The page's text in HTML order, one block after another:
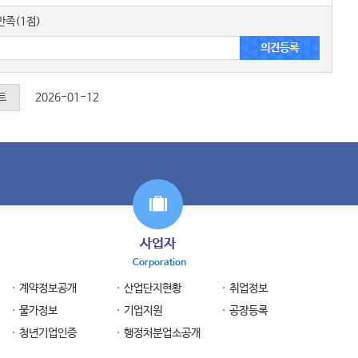
족(1점)
2026-01-12
사업자
Corporation
계약정보공개 산업단지현황
취업정보
물가정보
기업지원
공장등록
청년기업인증
행정처분업소공개